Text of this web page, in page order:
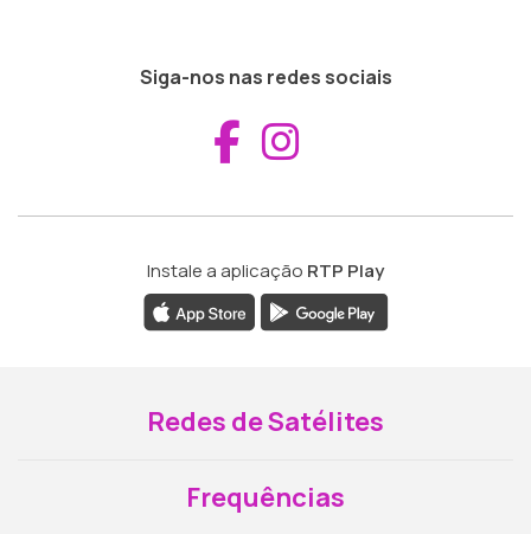
Siga-nos nas redes sociais
Aceder ao
Instale a aplicação RTP Play
Redes de Satélites
Frequências